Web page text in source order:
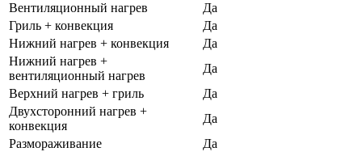
Вентиляционный нагрев
Да
Гриль + конвекция
Да
Нижний нагрев + конвекция
Да
Нижний нагрев +
вентиляционный нагрев
Да
Верхний нагрев + гриль
Да
Двухсторонний нагрев +
конвекция
Да
Размораживание
Да